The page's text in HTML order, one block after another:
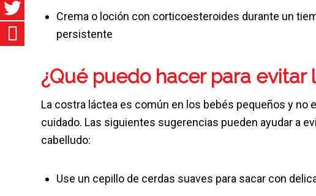
Crema o loción con corticoesteroides durante un
persistente
¿Qué puedo hacer para evitar
La costra láctea es común en los bebés pequeños y no
cuidado. Las siguientes sugerencias pueden ayudar a
cabelludo:
Use un cepillo de cerdas suaves para sacar con